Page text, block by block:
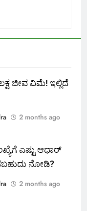
ಜೀವ ವಿಮೆ! ಇಲ್ಲಿದೆ
2 months ago
ಎಷ್ಟು ಆಧಾರ್
ನೋಡಿ?
2 months ago